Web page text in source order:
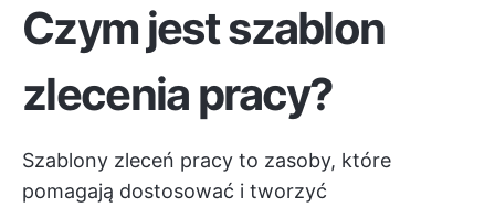
Czym jest szablon
zlecenia pracy?
Szablony zleceń pracy to zasoby, które
pomagają dostosować i tworzyć